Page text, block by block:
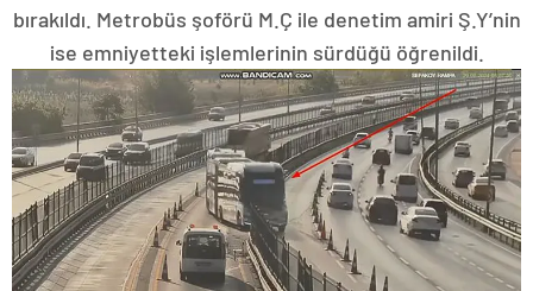
bırakıldı. Metrobüs şoförü M.Ç ile denetim amiri Ş.Y’nin
ise emniyetteki işlemlerinin sürdüğü öğrenildi.